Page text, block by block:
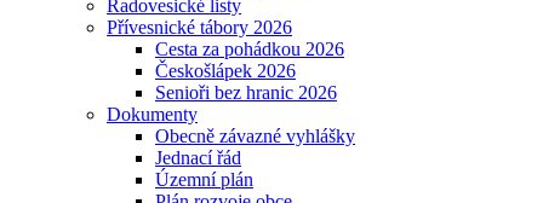
Radovesické listy
Přívesnické tábory 2026
Cesta za pohádkou 2026
Českošlápek 2026
Senioři bez hranic 2026
Dokumenty
Obecně závazné vyhlášky
Jednací řád
Územní plán